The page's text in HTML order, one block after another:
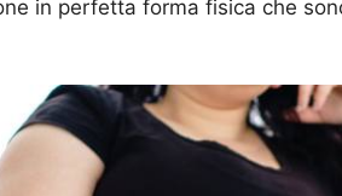
in perfetta forma fisica che